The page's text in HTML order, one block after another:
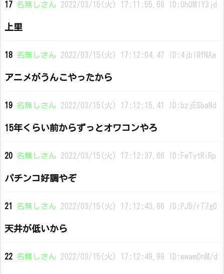
17 名無しさん 2022/03/15(火) 17:11:55.68 ID:UhUMlY3jd
上里
18 名無しさん 2022/03/15(火) 17:12:04.47 ID:4jbl8fNAa
アニメがうんこやったから
19 名無しさん 2022/03/15(火) 17:12:15.41 ID:bzjESbaNd
15年くらい前からずっとオワコンやろ
20 名無しさん 2022/03/15(火) 17:12:37.66 ID:FeTytRiRp
パチンコ好調やぞ
21 名無しさん 2022/03/15(火) 17:12:43.66 ID:PJ5/rT7g0
天井が低いから
22 名無しさん 2022/03/15(火) 17:12:49.98 ID:ewamDnM/d